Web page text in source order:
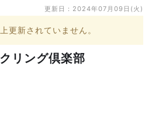
更新日： 2024年07月09日(火)
更新されていません。
リング倶楽部